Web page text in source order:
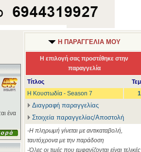
ένα
Η ΠΑΡΑΓΓΕΛΙΑ ΜΟΥ
Η επιλογή σας προστέθηκε στην
παραγγελία
Τίτλος
Τεμ
Η Κουστωδία - Season 7
1
Διαγραφή παραγγελίας
Στοιχεία παραγγελίας/Αποστολή
-Η πληρωμή γίνεται με αντικαταβολή,
ταυτόχρονα με την παράδοση
-Όλες οι τιμές που εμφανίζονται είναι τελικές